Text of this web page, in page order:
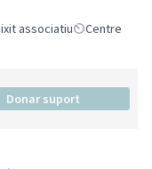
associatiu
Centre
Donar suport